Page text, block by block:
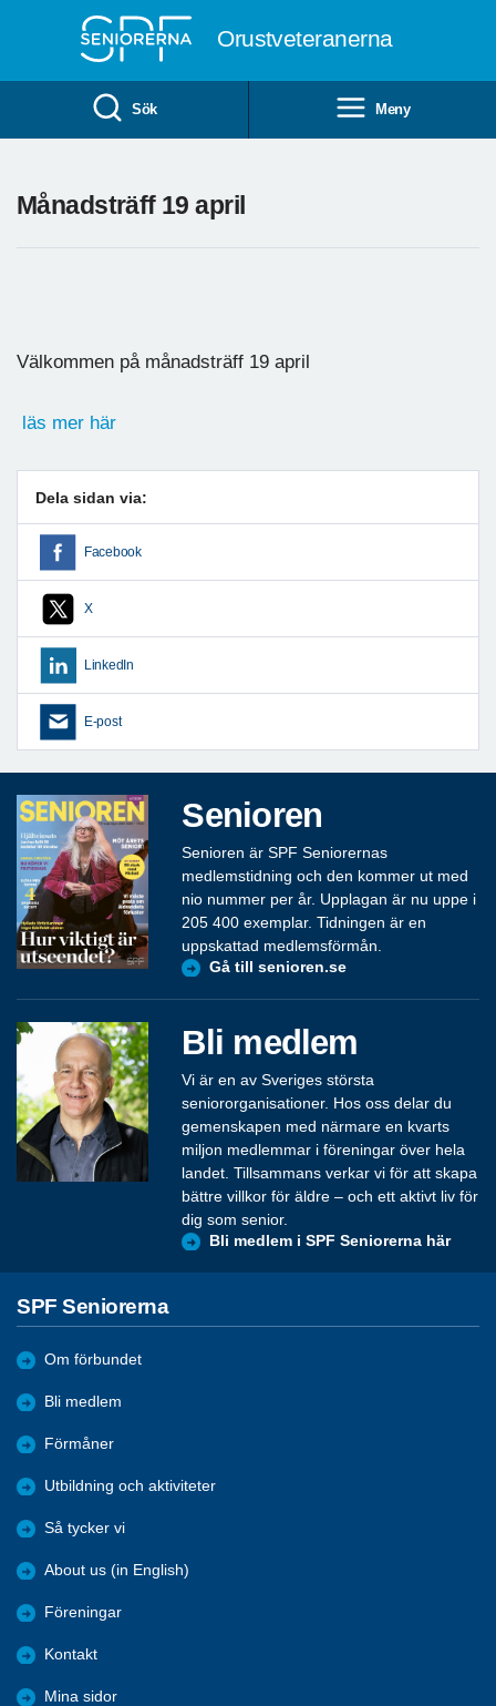
Orustveteranerna
Sök Meny
Månadsträff 19 april
Välkommen på månadsträff 19 april
läs mer här
Dela sidan via:
Facebook
X
LinkedIn
E-post
Senioren
Senioren är SPF Seniorernas
medlemstidning och den kommer ut med
nio nummer per år. Upplagan är nu uppe i
205 400 exemplar. Tidningen är en
uppskattad medlemsförmån.
Gå till senioren.se
Bli medlem
Vi är en av Sveriges största
seniororganisationer. Hos oss delar du
gemenskapen med närmare en kvarts
miljon medlemmar i föreningar över hela
landet. Tillsammans verkar vi för att skapa
bättre villkor för äldre – och ett aktivt liv för
dig som senior.
Bli medlem i SPF Seniorerna här
SPF Seniorerna
Om förbundet
Bli medlem
Förmåner
Utbildning och aktiviteter
Så tycker vi
About us (in English)
Föreningar
Kontakt
Mina sidor